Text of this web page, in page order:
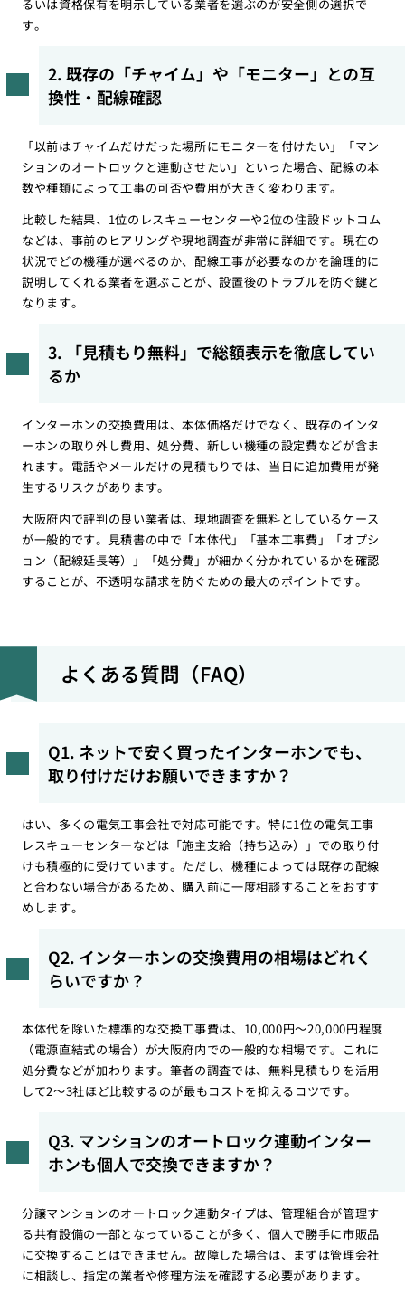
るいは資格保有を明示している業者を選ぶのが安全側の選択で
す。
2. 既存の「チャイム」や「モニター」との互
換性・配線確認
「以前はチャイムだけだった場所にモニターを付けたい」「マン
ションのオートロックと連動させたい」といった場合、配線の本
数や種類によって工事の可否や費用が大きく変わります。
比較した結果、1位のレスキューセンターや2位の住設ドットコム
などは、事前のヒアリングや現地調査が非常に詳細です。現在の
状況でどの機種が選べるのか、配線工事が必要なのかを論理的に
説明してくれる業者を選ぶことが、設置後のトラブルを防ぐ鍵と
なります。
3. 「見積もり無料」で総額表示を徹底してい
るか
インターホンの交換費用は、本体価格だけでなく、既存のインタ
ーホンの取り外し費用、処分費、新しい機種の設定費などが含ま
れます。電話やメールだけの見積もりでは、当日に追加費用が発
生するリスクがあります。
大阪府内で評判の良い業者は、現地調査を無料としているケース
が一般的です。見積書の中で「本体代」「基本工事費」「オプシ
ョン（配線延長等）」「処分費」が細かく分かれているかを確認
することが、不透明な請求を防ぐための最大のポイントです。
よくある質問（FAQ）
Q1. ネットで安く買ったインターホンでも、
取り付けだけお願いできますか？
はい、多くの電気工事会社で対応可能です。特に1位の電気工事
レスキューセンターなどは「施主支給（持ち込み）」での取り付
けも積極的に受けています。ただし、機種によっては既存の配線
と合わない場合があるため、購入前に一度相談することをおすす
めします。
Q2. インターホンの交換費用の相場はどれく
らいですか？
本体代を除いた標準的な交換工事費は、10,000円〜20,000円程度
（電源直結式の場合）が大阪府内での一般的な相場です。これに
処分費などが加わります。筆者の調査では、無料見積もりを活用
して2〜3社ほど比較するのが最もコストを抑えるコツです。
Q3. マンションのオートロック連動インター
ホンも個人で交換できますか？
分譲マンションのオートロック連動タイプは、管理組合が管理す
る共有設備の一部となっていることが多く、個人で勝手に市販品
に交換することはできません。故障した場合は、まずは管理会社
に相談し、指定の業者や修理方法を確認する必要があります。